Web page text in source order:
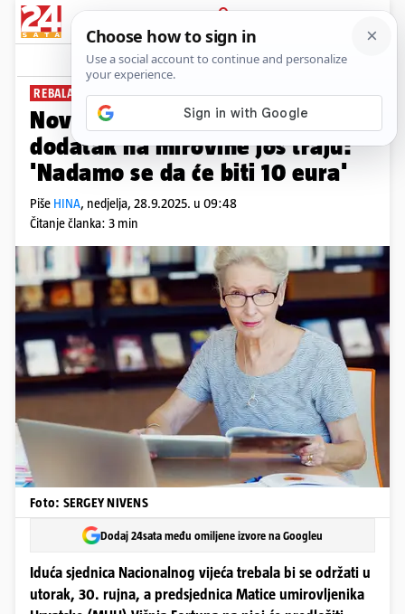
PRIJAVA
News Komentari
REBALANS PRORAČUNA
Novi izračuni za trajni godišnji
dodatak na mirovine još traju:
'Nadamo se da će biti 10 eura'
Piše HINA, nedjelja, 28.9.2025. u 09:48
Čitanje članka: 3 min
Foto: SERGEY NIVENS
Dodaj 24sata među omiljene izvore na Googleu
Iduća sjednica Nacionalnog vijeća trebala bi se održati u
utorak, 30. rujna, a predsjednica Matice umirovljenika